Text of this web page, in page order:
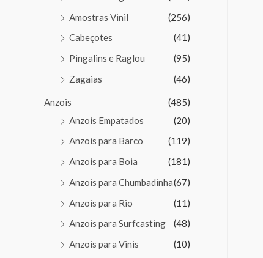
Amostras Vinil
(256)
Cabeçotes
(41)
Pingalins e Raglou
(95)
Zagaias
(46)
Anzois
(485)
Anzois Empatados
(20)
Anzois para Barco
(119)
Anzois para Boia
(181)
Anzois para Chumbadinha(67)
Anzois para Rio
(11)
Anzois para Surfcasting
(48)
Anzois para Vinis
(10)